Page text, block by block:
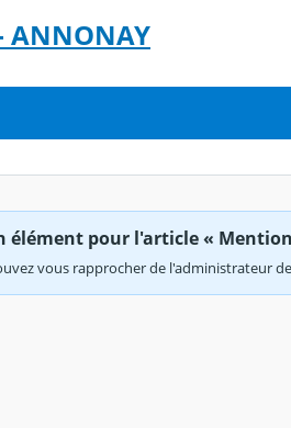
ANNONAY
élément pour l'article «
vous rapprocher de l'administrateur